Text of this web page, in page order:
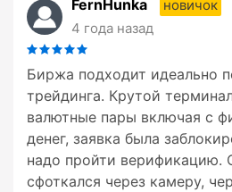
FernHunka
новичок
4 года назад
Биржа подходит идеально
трейдинга. Крутой
валютные пары включая с
денег, заявка была
надо пройти верификацию.
сфоткался через камеру,